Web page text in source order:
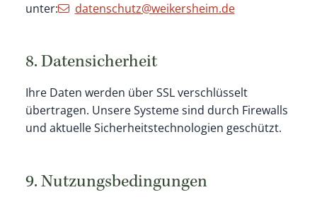
unter:
datenschutz@weikersheim.de
8. Datensicherheit
Ihre Daten werden über SSL verschlüsselt
übertragen. Unsere Systeme sind durch Firewalls
und aktuelle Sicherheitstechnologien geschützt.
9. Nutzungsbedingungen